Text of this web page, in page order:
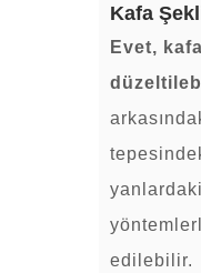
Kafa
Evet,
edilebilir.